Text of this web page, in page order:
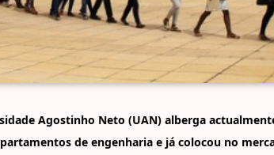
Agostinho Neto (UAN) alberga
de engenharia e já colocou no